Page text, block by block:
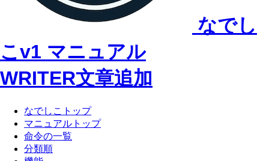
なでし
こv1 マニュアル
WRITER文章追加
なでしこトップ
マニュアルトップ
命令の一覧
分類順